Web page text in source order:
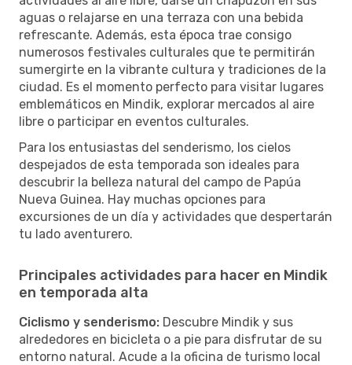
aguas o relajarse en una terraza con una bebida
refrescante. Además, esta época trae consigo
numerosos festivales culturales que te permitirán
sumergirte en la vibrante cultura y tradiciones de la
ciudad. Es el momento perfecto para visitar lugares
emblemáticos en Mindik, explorar mercados al aire
libre o participar en eventos culturales.
Para los entusiastas del senderismo, los cielos
despejados de esta temporada son ideales para
descubrir la belleza natural del campo de Papúa
Nueva Guinea. Hay muchas opciones para
excursiones de un día y actividades que despertarán
tu lado aventurero.
Principales actividades para hacer en Mindik
en temporada alta
Ciclismo y senderismo: Descubre Mindik y sus
alrededores en bicicleta o a pie para disfrutar de su
entorno natural. Acude a la oficina de turismo local